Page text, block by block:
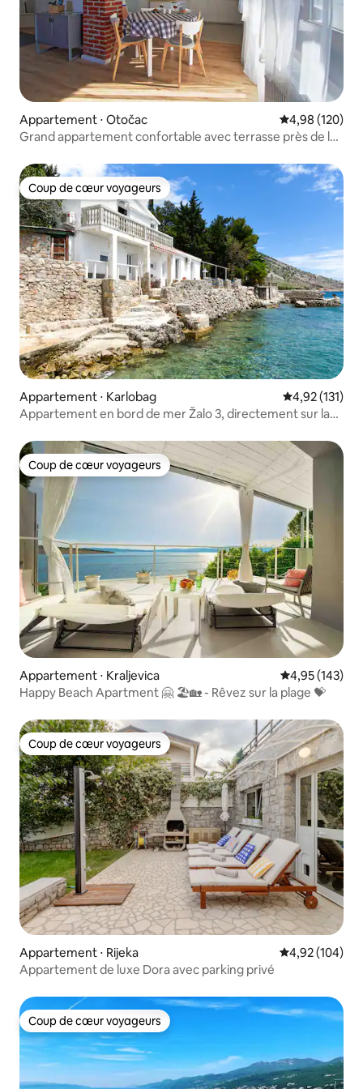
Appartement ⋅ Otočac Évaluation
4,98 (120)
Grand appartement confortable avec terrasse près de la
Coup de cœur voyageurs
Coup de cœur voyageurs
Appartement ⋅ Karlobag Évaluation
4,92 (131)
Appartement en bord de mer Žalo 3, directement sur la
Coup de cœur voyageurs
Coup de cœur voyageurs
Appartement ⋅ Kraljevica Évaluation
4,95 (143)
Happy Beach Apartment 🤗 🏖🏡 - Rêvez sur la plage 💝
Coup de cœur voyageurs
Coup de cœur voyageurs
Appartement ⋅ Rijeka Évaluation
4,92 (104)
Appartement de luxe Dora avec parking privé
Coup de cœur voyageurs
Coup de cœur voyageurs